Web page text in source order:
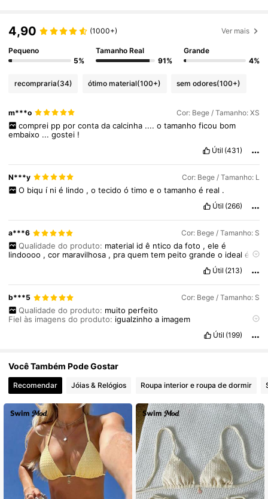
4,87 544K Seguidores
4,87
4,90 (1000+) Ver mais
Pequeno
5%
Tamanho Real
91%
Grande
4%
recompraria(34) ótimo material(100+) sem odores(100+)
m***o Cor: Bege / Tamanho: XS
comprei pp por conta da calcinha .... o tamanho ficou bom
embaixo ...gostei !
Útil (431)
N***y Cor: Bege / Tamanho: L
O biqu í ni é lindo , o tecido ó timo e o tamanho é real .
Útil (266)
a***6 Cor: Bege / Tamanho: S
Qualidade do produto: material id ê ntico da foto , ele é
lindoooo ,cor maravilhosa , praquemtem peitograndeo idealé
Útil (213)
b***5 Cor: Bege / Tamanho: S
Qualidade do produto: muito perfeito
Fiel às imagens do produto: igualzinhoa imagem
Útil (199)
Você Também Pode Gostar
Recomendar Jóias & Relógios Roupa interior e roupa de dormir